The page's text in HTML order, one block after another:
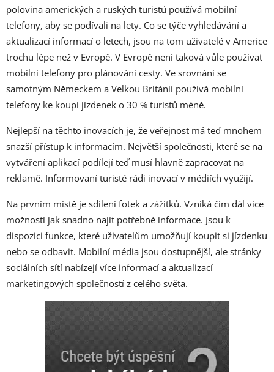
polovina amerických a ruských turistů používá mobilní
telefony, aby se podívali na lety. Co se týče vyhledávání a
aktualizací informací o letech, jsou na tom uživatelé v Americe
trochu lépe než v Evropě. V Evropě není taková vůle používat
mobilní telefony pro plánování cesty. Ve srovnání se
samotným Německem a Velkou Británií používá mobilní
telefony ke koupi jízdenek o 30 % turistů méně.
Nejlepší na těchto inovacích je, že veřejnost má teď mnohem
snazší přístup k informacím. Největší společnosti, které se na
vytváření aplikací podílejí teď musí hlavně zapracovat na
reklamě. Informovaní turisté rádi inovací v médiích využijí.
Na prvním místě je sdílení fotek a zážitků. Vzniká čím dál více
možností jak snadno najít potřebné informace. Jsou k
dispozici funkce, které uživatelům umožňují koupit si jízdenku
nebo se odbavit. Mobilní média jsou dostupnější, ale stránky
sociálních sítí nabízejí více informací a aktualizací
marketingových společností z celého světa.